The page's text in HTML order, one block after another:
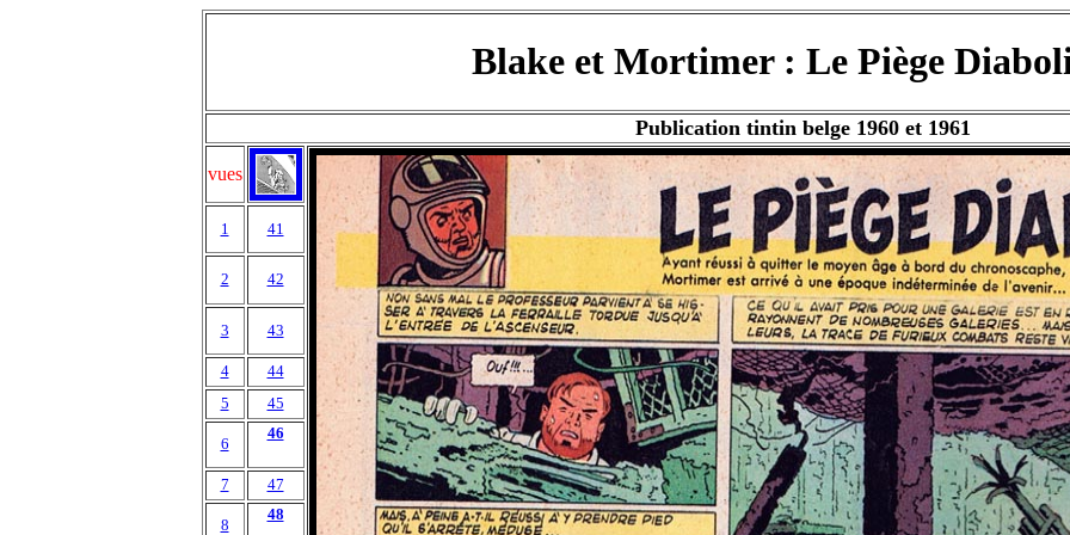
Blake et Mortimer : Le Piège
Publication tintin belge 1960 et 1961
vues
1 41
2 42
3 43
4
44
5
45
6
46
7 47
8
48